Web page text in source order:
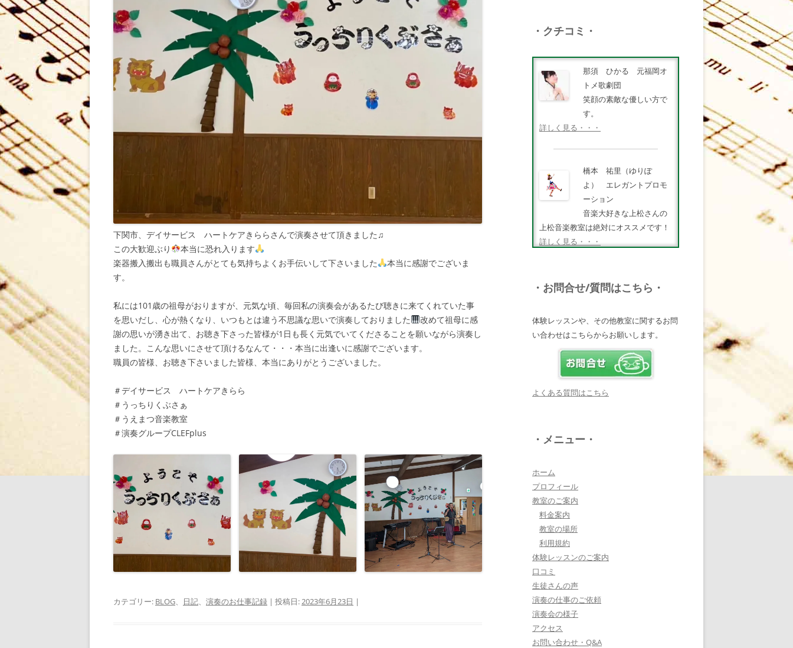
下関市、デイサービス ハートケアきららさんで演奏させて頂きました♫
この大歓迎ぶり
本当に恐れ入ります
楽器搬入搬出も職員さんがとても気持ちよくお手伝いして下さいました
本当に感謝でございま
す。
私には101歳の祖母がおりますが、元気な頃、毎回私の演奏会があるたび聴きに来てくれていた事
を思いだし、心が熱くなり、いつもとは違う不思議な思いで演奏しておりました
改めて祖母に感
謝の思いが湧き出て、お聴き下さった皆様が1日も長く元気でいてくださることを願いながら演奏し
ました。こんな思いにさせて頂けるなんて・・・本当に出逢いに感謝でございます。
職員の皆様、お聴き下さいました皆様、本当にありがとうございました。
＃デイサービス ハートケアきらら
＃うっちりくぶさぁ
＃うえまつ音楽教室
＃演奏グループCLEFplus
カテゴリー: BLOG、 日記、 演奏のお仕事記録 | 投稿日:2023年6月23日 |
・クチコミ・
那須 ひかる 元福岡オ
トメ歌劇団
笑顔の素敵な優しい方で
す。
詳しく見る・・・
橋本 祐里（ゆりぽ
よ） エレガントプロモ
ーション
音楽大好きな上松さんの
上松音楽教室は絶対にオススメです！
詳しく見る・・・
FMキタQ.ラジオパーソナ
知識が豊富で頼りになる
超おすすめしたい人です♪
詳しく見る・・・
電子オルガンプレーヤ
ともっともっと音楽大好
詳しく見る・・・
事。
保護者の方が指導者に求めることは…
詳しく見る・・・
上松さんとは、ラジオで
・お問合せ/質問はこちら・
体験レッスンや、その他教室に関するお問
い合わせはこちらからお願いします。
よくある質問はこちら
・メニュー・
ホーム
プロフィール
教室のご案内
料金案内
教室の場所
利用規約
体験レッスンのご案内
口コミ
生徒さんの声
演奏の仕事のご依頼
演奏会の様子
アクセス
お問い合わせ・Q&A